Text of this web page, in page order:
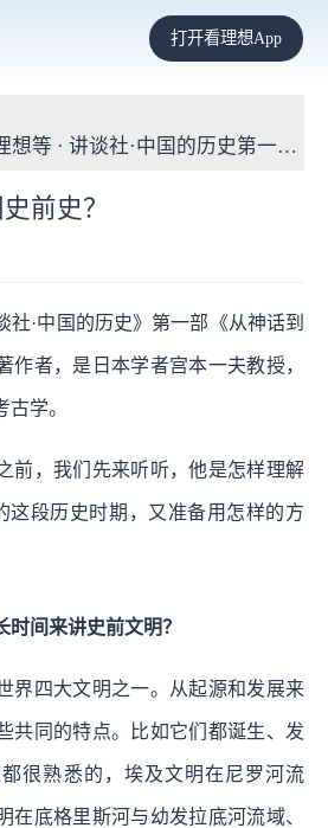
打开看理想App
想等 · 讲谈社·中国的历史第一季：
前史？
社·中国的历史》第一部《从神话到
作者，是日本学者宫本一夫教授，
学。
前，我们先来听听，他是怎样理解
这段历史时期，又准备用怎样的方
间来讲史前文明？
界四大文明之一。从起源和发展来
共同的特点。比如它们都诞生、发
很熟悉的，埃及文明在尼罗河流
在底格里斯河与幼发拉底河流域、